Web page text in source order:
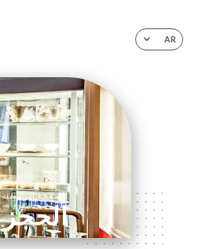
AR
الصفحة الرئيسية
الحجز